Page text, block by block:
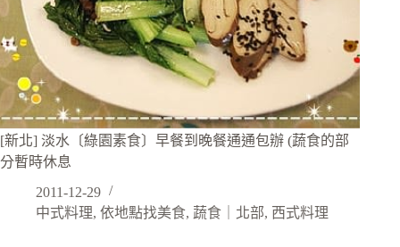
[新北] 淡水〔綠園素食〕早餐到晚餐通通包辦 (蔬食的部
分暫時休息
2011-12-29
中式料理, 依地點找美食, 蔬食｜北部, 西式料理